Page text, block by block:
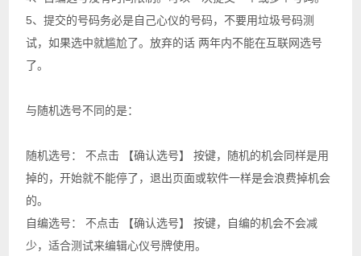
5、提交的号码务必是自己心仪的号码，不要用垃圾号码测
试，如果选中就尴尬了。放弃的话 两年内不能在互联网选号
了。
与随机选号不同的是：
随机选号： 不点击 【确认选号】 按键，随机的机会同样是用
掉的，开始就不能停了，退出页面或软件一样是会浪费掉机会
的。
自编选号： 不点击 【确认选号】 按键，自编的机会不会减
少，适合测试来编辑心仪号牌使用。